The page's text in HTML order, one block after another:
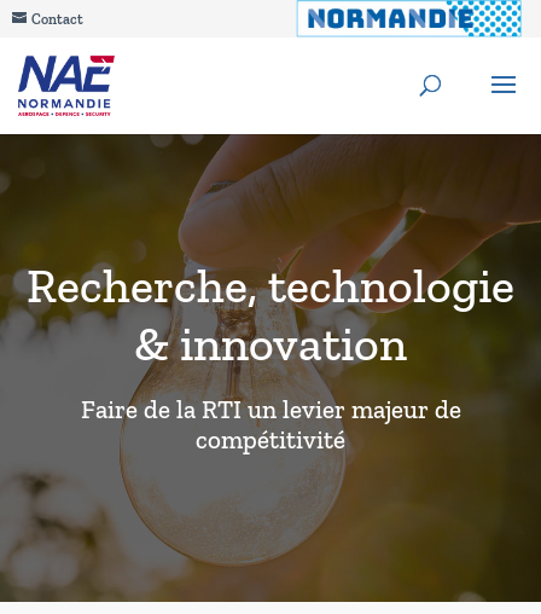
Contact
Recherche, technologie
& innovation
Faire de la RTI un levier majeur de
compétitivité